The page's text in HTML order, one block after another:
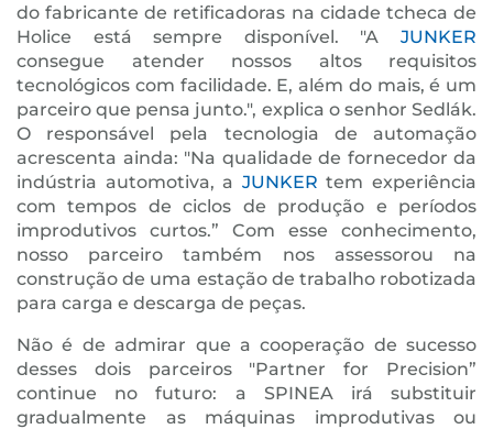
do fabricante de retificadoras na cidade tcheca de
Holice está sempre disponível. "A JUNKER
consegue atender nossos altos requisitos
tecnológicos com facilidade. E, além do mais, é um
parceiro que pensa junto.", explica o senhor Sedlák.
O responsável pela tecnologia de automação
acrescenta ainda: "Na qualidade de fornecedor da
indústria automotiva, a JUNKER tem experiência
com tempos de ciclos de produção e períodos
improdutivos curtos.” Com esse conhecimento,
nosso parceiro também nos assessorou na
construção de uma estação de trabalho robotizada
para carga e descarga de peças.
Não é de admirar que a cooperação de sucesso
desses dois parceiros "Partner for Precision”
continue no futuro: a SPINEA irá substituir
gradualmente as máquinas improdutivas ou